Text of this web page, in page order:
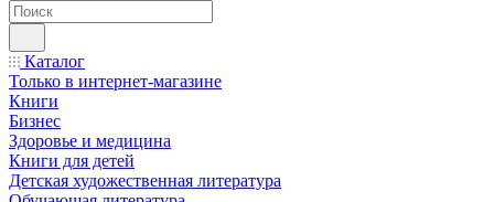
Каталог
Только в интернет-магазине
Книги
Бизнес
Здоровье и медицина
Книги для детей
Детская художественная литература